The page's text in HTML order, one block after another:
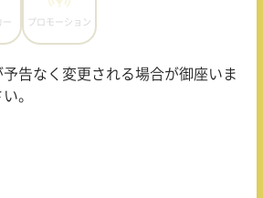
プロモーション
告なく変更される場合が御座いま
。